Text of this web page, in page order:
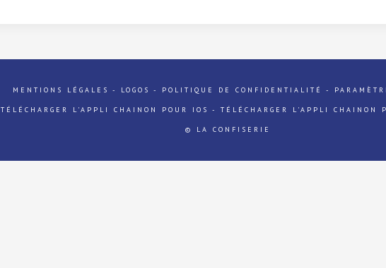
MENTIONS LÉGALES - LOGOS - POLITIQUE DE CONFIDENTIALITÉ -
TÉLÉCHARGER L'APPLI CHAINON POUR IOS - TÉLÉCHARGER L'APPLI CHAINON
© LA CONFISERIE